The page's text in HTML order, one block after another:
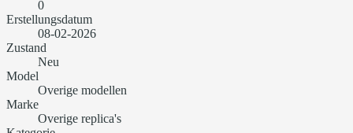
0
Erstellungsdatum
08-02-2026
Zustand
Neu
Model
Overige modellen
Marke
Overige replica's